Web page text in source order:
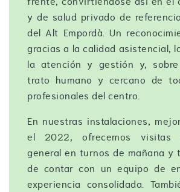
y de salud privado de
del Alt Empordà. Un
gracias a la calidad asistencial,
la atención y gestión y,
trato humano y cercano de
profesionales del centro.
En nuestras instalaciones,
el 2022, ofrecemos visitas
general en turnos de mañana y
de contar con un equipo de
experiencia consolidada.